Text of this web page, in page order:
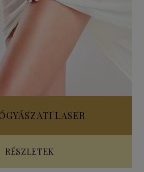
LASER
RÉSZLETEK